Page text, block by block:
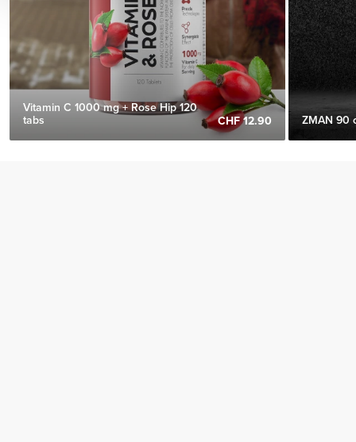
Vitamin C 1000 mg + Rose Hip 120
tabs
CHF 12.90 ZMAN 90